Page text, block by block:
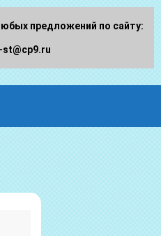
предложений по сайту: